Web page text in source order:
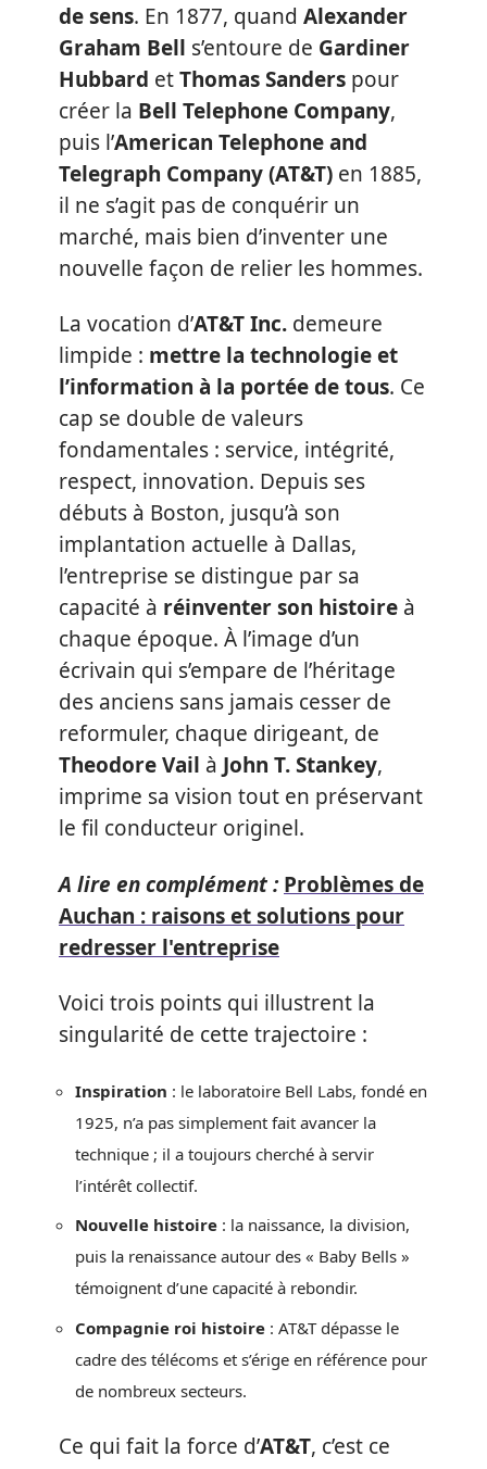
de sens. En 1877, quand Alexander
Graham Bell s’entoure de Gardiner
Hubbard etThomas Sanders pour
créer la Bell Telephone Company,
puis l’American Telephone and
Telegraph Company (AT&T) en 1885,
il ne s’agit pas de conquérir un
marché, mais bien d’inventer une
nouvelle façon de relier les hommes.
La vocation d’AT&T Inc. demeure
limpide : mettre la technologie et
l’information à la portée de tous. Ce
cap se double de valeurs
fondamentales : service, intégrité,
respect, innovation. Depuis ses
débuts à Boston, jusqu’à son
implantation actuelle à Dallas,
l’entreprise se distingue par sa
capacité à réinventer son histoire à
chaque époque. À l’image d’un
écrivain qui s’empare de l’héritage
des anciens sans jamais cesser de
reformuler, chaque dirigeant, de
Theodore Vail à John T. Stankey,
imprime sa vision tout en préservant
le fil conducteur originel.
A lire en complément : Problèmes de
Auchan : raisons et solutions pour
redresser l'entreprise
Voici trois points qui illustrent la
singularité de cette trajectoire :
Inspiration : le laboratoire Bell Labs, fondé en
1925, n’a pas simplement fait avancer la
technique ; il a toujours cherché à servir
l’intérêt collectif.
Nouvelle histoire : la naissance, la division,
puis la renaissance autour des « Baby Bells »
témoignent d’une capacité à rebondir.
Compagnie roi histoire : AT&T dépasse le
cadre des télécoms et s’érige en référence pour
de nombreux secteurs.
Ce qui fait la force d’AT&T, c’est ce